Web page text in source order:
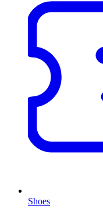
Shoes